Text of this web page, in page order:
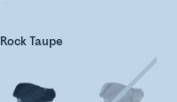
Rock Taupe